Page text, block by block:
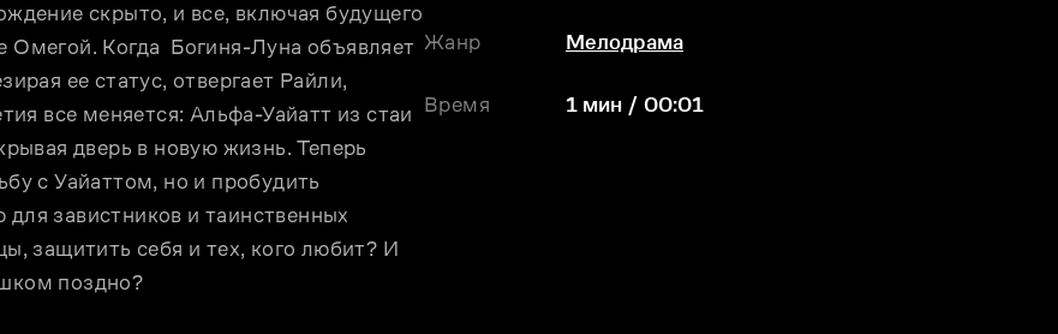
скрыто, и все, включая будущего
Когда  Богиня-Луна объявляет
ее статус, отвергает Райли,
все меняется: Альфа-Уайатт из стаи
дверь в новую жизнь. Теперь
с Уайаттом, но и пробудить
завистников и таинственных
защитить себя и тех, кого любит? И
поздно?
Жанр Мелодрама
Время 1 мин / 00:01